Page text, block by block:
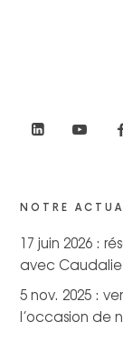
NOTRE
17 juin 2026 :
avec Caudalie
5 nov. 2025 :
l’occasion de